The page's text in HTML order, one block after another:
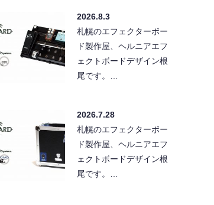
2026.8.3
札幌のエフェクターボー
ド製作屋、ヘルニアエフ
ェクトボードデザイン根
尾です。…
2026.7.28
札幌のエフェクターボー
ド製作屋、ヘルニアエフ
ェクトボードデザイン根
尾です。…